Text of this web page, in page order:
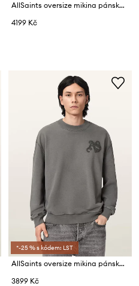
AllSaints oversize mikina pánská bavlněná CROSSED
4199 Kč
*-25 % s kódem: LST
AllSaints oversize mikina pánská bavlněná INSIGNIA
3899 Kč